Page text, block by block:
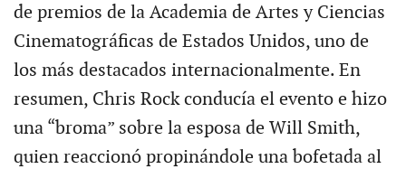
de premios de la Academia de Artes y Ciencias
Cinematográficas de Estados Unidos, uno de
los más destacados internacionalmente. En
resumen, Chris Rock conducía el evento e hizo
una “broma” sobre la esposa de Will Smith,
quien reaccionó propinándole una bofetada al